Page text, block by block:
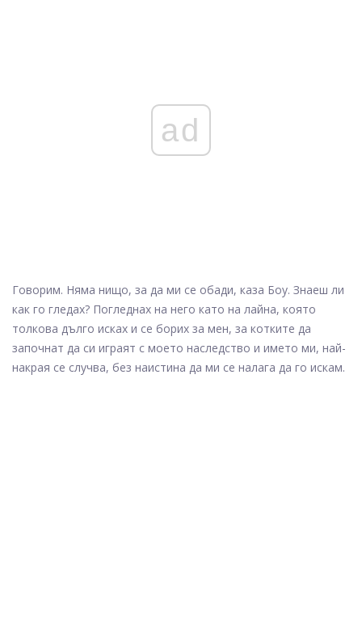
ad
Говорим. Няма нищо, за да ми се обади, каза Боу. Знаеш ли
как го гледах? Погледнах на него като на лайна, която
толкова дълго исках и се борих за мен, за котките да
започнат да си играят с моето наследство и името ми, най-
накрая се случва, без наистина да ми се налага да го искам.